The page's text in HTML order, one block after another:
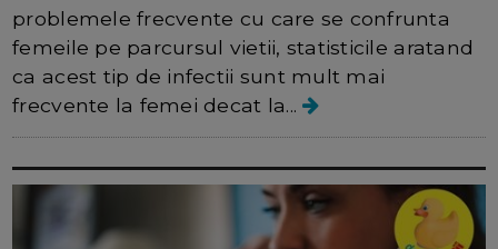
problemele frecvente cu care se confrunta
femeile pe parcursul vietii, statisticile aratand
ca acest tip de infectii sunt mult mai
frecvente la femei decat la...